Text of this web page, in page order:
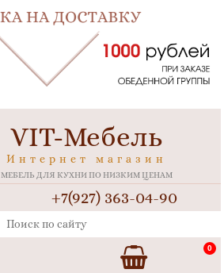
VIT-Мебель
Интернет магазин
МЕБЕЛЬ ДЛЯ КУХНИ ПО НИЗКИМ ЦЕНАМ
+7(927) 363-04-90
0